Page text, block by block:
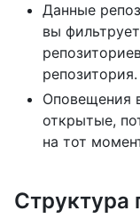
Данные
вы
репозитория.
Оповещения
открытые,
на тот
Структура